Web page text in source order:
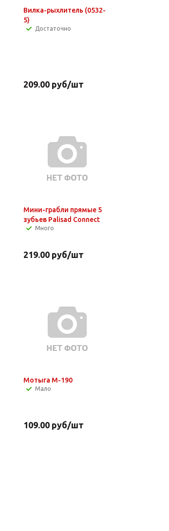
Вилка-рыхлитель (0532-
5)
Достаточно
209.00руб/шт
Мини-грабли прямые 5
зубьев Palisad Connect
Много
219.00руб/шт
Мотыга М-190
Мало
109.00руб/шт